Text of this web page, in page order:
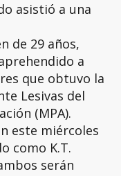
asistió a una
de 29 años,
a
que obtuvo la
Lesivas del
(MPA).
este miércoles
como K.T.
serán